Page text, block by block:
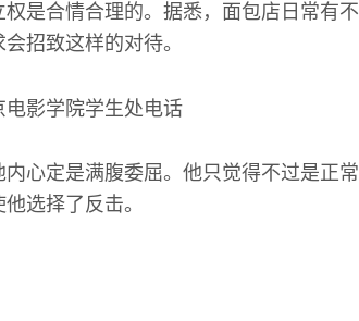
是合情合理的。据悉，面包店日常有不
招致这样的对待。
心定是满腹委屈。他只觉得不过是正常
选择了反击。